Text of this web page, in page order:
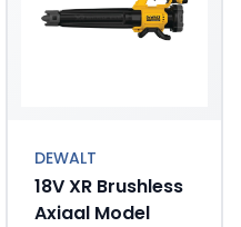
DEWALT
18V XR Brushless
Axiaal Model